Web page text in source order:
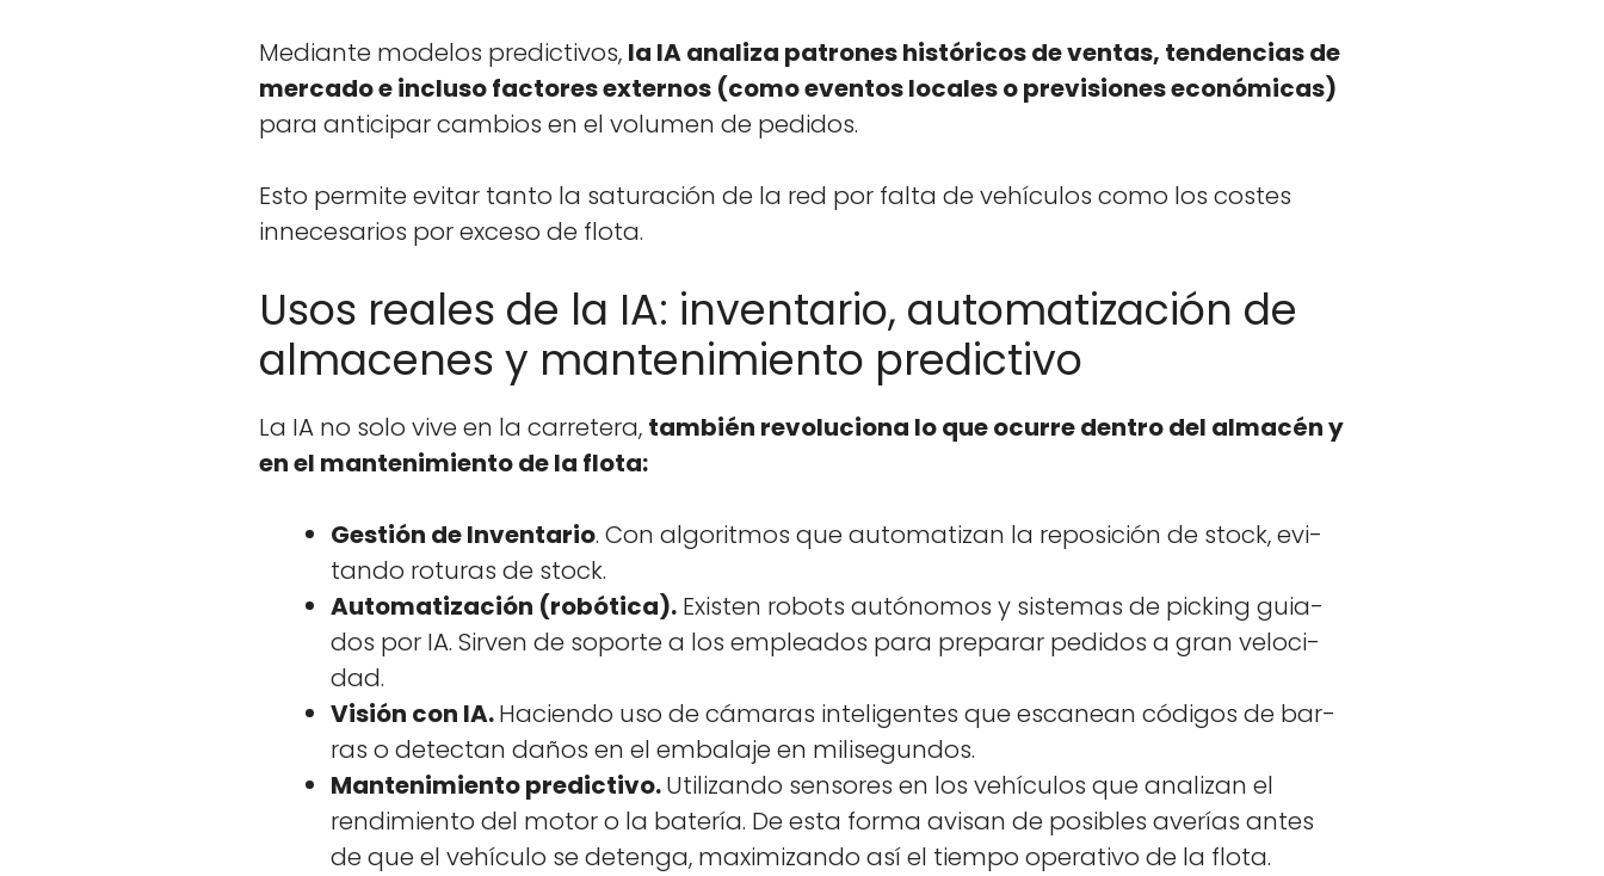
Medi­ante mod­e­los pre­dic­tivos, la IA anal­iza patrones históri­cos de ven­tas, ten­den­cias de
mer­ca­do e inclu­so fac­tores exter­nos (como even­tos locales o pre­vi­siones económi­cas)
para antic­i­par cam­bios en el vol­u­men de pedi­dos.
Esto per­mite evi­tar tan­to la sat­u­ración de la red por fal­ta de vehícu­los como los costes
innece­sar­ios por exce­so de flota.
Usos reales de la IA: inventario, automatización de
almacenes y mantenimiento predictivo
La IA no solo vive en la car­retera, tam­bién rev­olu­ciona lo que ocurre den­tro del almacén y
en el man­ten­imien­to de la flota:
Gestión de Inven­tario. Con algo­rit­mos que autom­a­ti­zan la reposi­ción de stock, evi­
tan­do roturas de stock.
Autom­a­ti­zación (robóti­ca). Exis­ten robots autónomos y sis­temas de pick­ing guia­
dos por IA. Sir­ven de soporte a los emplea­d­os para preparar pedi­dos a gran veloci­
dad.
Visión con IA.Hacien­do uso de cámaras inteligentes que escanean códi­gos de bar­
ras o detectan daños en el embal­a­je en milise­gun­dos.
Man­ten­imien­to pre­dic­ti­vo.Uti­lizan­do sen­sores en los vehícu­los que anal­izan el
rendimien­to del motor o la batería. De esta for­ma avisan de posi­bles averías antes
de que el vehícu­lo se deten­ga, max­i­mizan­do así el tiem­po oper­a­ti­vo de la flota.